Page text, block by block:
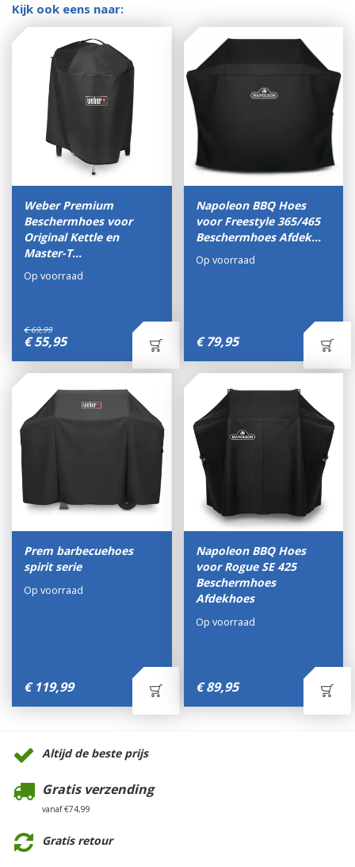
Kijk ook eens naar:
Weber Premium
Beschermhoes voor
Original Kettle en
Master-T…
€ 69,99
€ 55,95
Op voorraad
Napoleon BBQ Hoes
voor Freestyle 365/465
Beschermhoes Afdek…
€ 79,95
Op voorraad
Prem barbecuehoes
spirit serie
€ 119,99
Op voorraad
Napoleon BBQ Hoes
voor Rogue SE 425
Beschermhoes
Afdekhoes
€ 89,95
Op voorraad
Altijd de beste prijs
Gratis verzending
vanaf €74,99
Gratis retour